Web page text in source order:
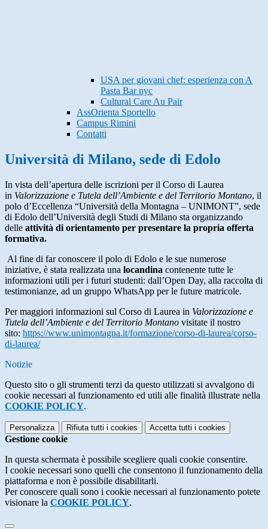
USA per giovani chef: esperienza con A
Pasta Bar nyc
Cultural Care Au Pair
AssOrienta Sportello
Campus Rimini
Contatti
Università di Milano, sede di Edolo
In vista dell’apertura delle iscrizioni per il Corso di Laurea
in Valorizzazione e Tutela dell’Ambiente e del Territorio Montano, il
polo d’Eccellenza “Università della Montagna – UNIMONT”, sede
di Edolo dell’Università degli Studi di Milano sta organizzando
delle attività di orientamento per presentare la propria offerta
formativa.
Al fine di far conoscere il polo di Edolo e le sue numerose
iniziative, è stata realizzata una locandina contenente tutte le
informazioni utili per i futuri studenti: dall’Open Day, alla raccolta di
testimonianze, ad un gruppo WhatsApp per le future matricole.
Per maggiori informazioni sul Corso di Laurea in Valorizzazione e
Tutela dell’Ambiente e del Territorio Montano visitate il nostro
sito: https://www.unimontagna.it/formazione/corso-di-laurea/corso-
di-laurea/
Notizie
Questo sito o gli strumenti terzi da questo utilizzati si avvalgono di
cookie necessari al funzionamento ed utili alle finalità illustrate nella
COOKIE POLICY.
Personalizza Rifiuta tutti i cookies Accetta tutti i cookies
Gestione cookie
In questa schermata è possibile scegliere quali cookie consentire.
I cookie necessari sono quelli che consentono il funzionamento della
piattaforma e non è possibile disabilitarli.
Per conoscere quali sono i cookie necessari al funzionamento potete
visionare la COOKIE POLICY.